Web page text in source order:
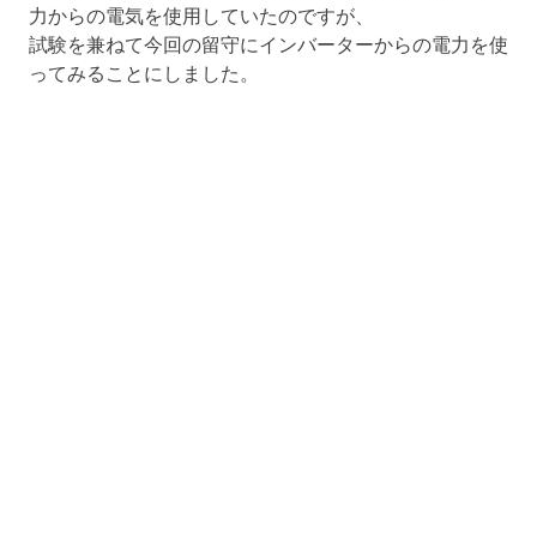
力からの電気を使用していたのですが、
試験を兼ねて今回の留守にインバーターからの電力を使
ってみることにしました。